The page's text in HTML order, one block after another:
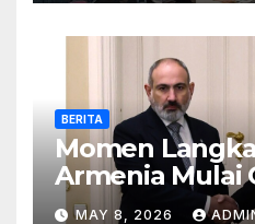
BERITA
Momen
Armenia Mulai
Perbatasan
MAY 8, 2026